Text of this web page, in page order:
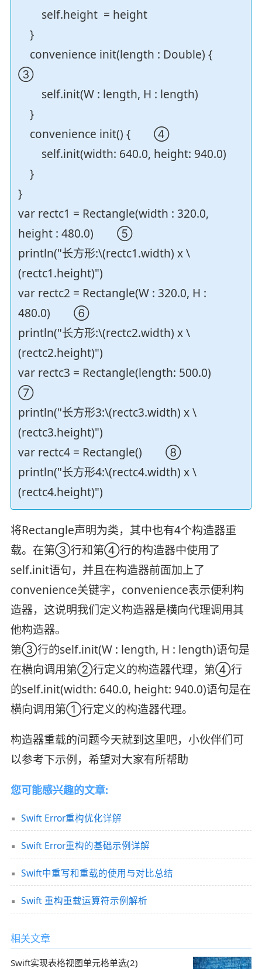
self.height = height
}
convenience init(length : Double) {
③
self.init(W : length, H : length)
}
convenience init() { ④
self.init(width: 640.0, height: 940.0)
}
}
var rectc1 = Rectangle(width : 320.0,
height : 480.0) ⑤
println("长方形:\(rectc1.width) x \
(rectc1.height)")
var rectc2 = Rectangle(W : 320.0, H :
480.0) ⑥
println("长方形:\(rectc2.width) x \
(rectc2.height)")
var rectc3 = Rectangle(length: 500.0)
⑦
println("长方形3:\(rectc3.width) x \
(rectc3.height)")
var rectc4 = Rectangle() ⑧
println("长方形4:\(rectc4.width) x \
(rectc4.height)")
将Rectangle声明为类，其中也有4个构造器重
载。在第③行和第④行的构造器中使用了
self.init语句，并且在构造器前面加上了
convenience关键字，convenience表示便利构
造器，这说明我们定义构造器是横向代理调用其
他构造器。
第③行的self.init(W : length, H : length)语句是
在横向调用第②行定义的构造器代理，第④行
的self.init(width: 640.0, height: 940.0)语句是在
横向调用第①行定义的构造器代理。
构造器重载的问题今天就到这里吧，小伙伴们可
以参考下示例，希望对大家有所帮助
您可能感兴趣的文章:
Swift Error重构优化详解
Swift Error重构的基础示例详解
Swift中重写和重载的使用与对比总结
Swift 重构重载运算符示例解析
相关文章
Swift实现表格视图单元格单选(2)